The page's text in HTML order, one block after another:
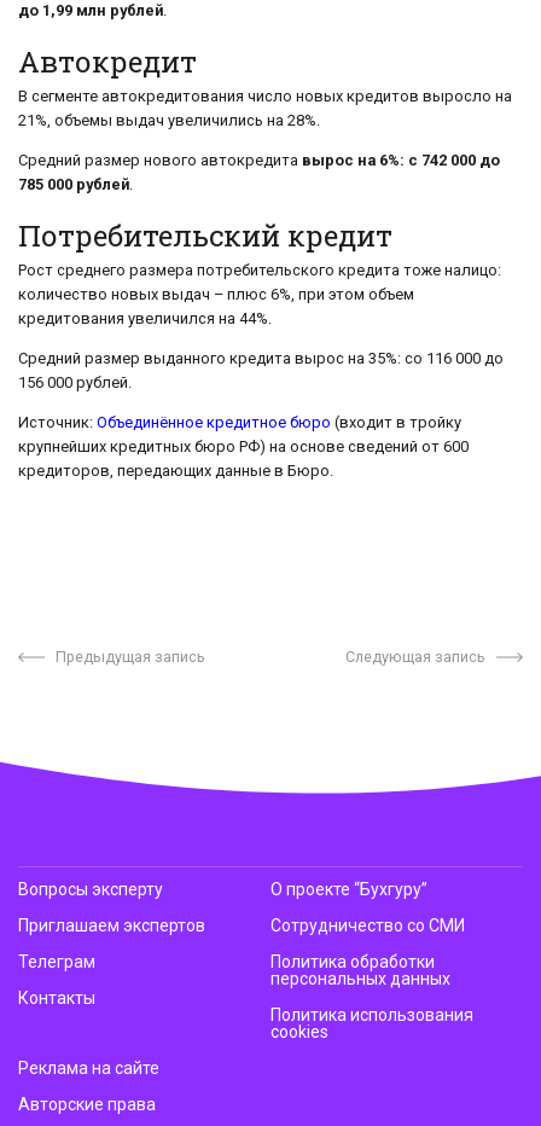
до 1,99 млн рублей.
Автокредит
В сегменте автокредитования число новых кредитов выросло на
21%, объемы выдач увеличились на 28%.
Средний размер нового автокредита вырос на 6%: с 742 000 до
785 000 рублей
Потребительский кредит
Рост среднего размера потребительского кредита тоже налицо:
количество новых выдач – плюс 6%, при этом объем
кредитования увеличился на 44%.
Средний размер выданного кредита вырос на 35%: со 116 000 до
156 000 рублей.
Источник: Объединённое кредитное бюро (входит в тройку
крупнейших кредитных бюро РФ) на основе сведений от 600
кредиторов, передающих данные в Бюро.
Предыдущая запись Следующая запись
Вопросы эксперту
Приглашаем экспертов
Телеграм
Контакты
О проекте “Бухгуру”
Сотрудничество со СМИ
Политика обработки
персональных данных
Политика использования
cookies
Реклама на сайте
Авторские права